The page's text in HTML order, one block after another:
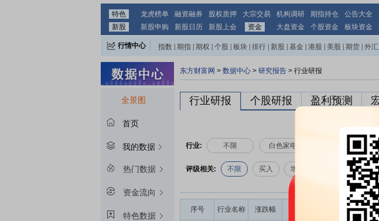
特色 龙虎榜单 融资融券 股权质押 大宗交易 机构调研 期指持仓 公告大全
新股
新股申购 新股日历 新股上会 资金 大盘资金 个股资金 板块资金
行情中心 指数 期指 期权 个股 板块 排行 新股 基金 港股 美股 期货 外汇
全景图
首页
我的数据
热门数据
资金流向
特色数据
东方财富网 > 数据中心 > 研究报告 > 行业研报
行业研报 个股研报 盈利预测
行业: 不限 白色家电
评级相关: 不限 买入 增持 减持
序号 行业名称 涨跌幅